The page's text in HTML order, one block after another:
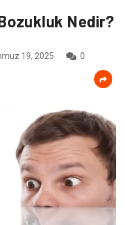
Nedir?
19, 2025 0